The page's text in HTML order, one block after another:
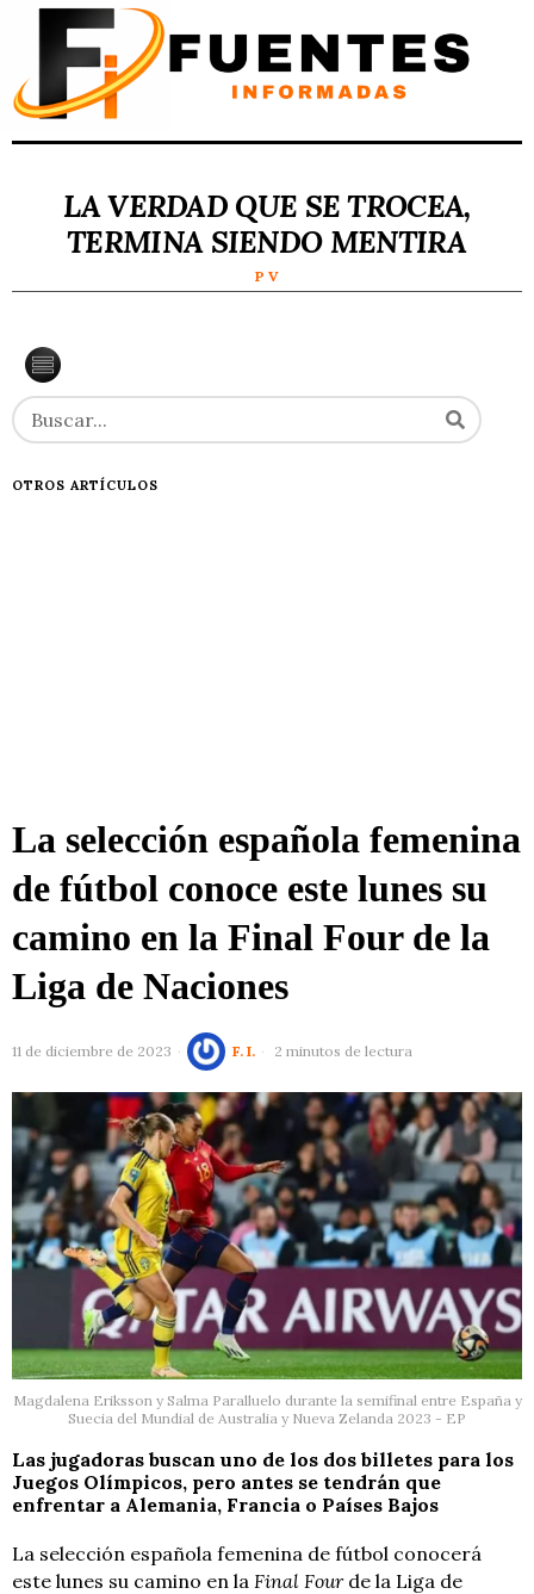
LA VERDAD QUE SE TROCEA,
TERMINA SIENDO MENTIRA
P V
OTROS ARTÍCULOS
La selección española femenina
de fútbol conoce este lunes su
camino en la Final Four de la
Liga de Naciones
11 de diciembre de 2023 F. I. 2 minutos de lectura
Magdalena Eriksson y Salma Paralluelo durante la semifinal entre España y
Suecia del Mundial de Australia y Nueva Zelanda 2023 - EP
Las jugadoras buscan uno de los dos billetes para los
Juegos Olímpicos, pero antes se tendrán que
enfrentar a Alemania, Francia o Países Bajos
La selección española femenina de fútbol conocerá
este lunes su camino en la Final Fourde la Liga de